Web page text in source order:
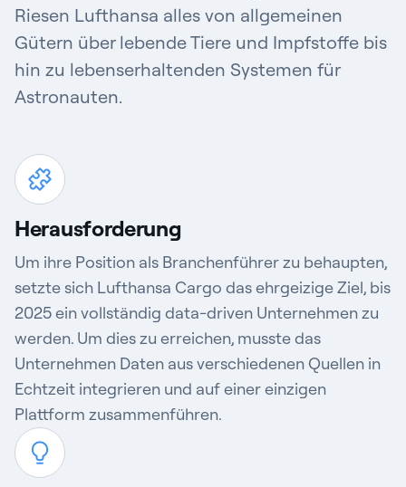
Riesen Lufthansa alles von allgemeinen
Gütern über lebende Tiere und Impfstoffe bis
hin zu lebenserhaltenden Systemen für
Astronauten.
Herausforderung
Um ihre Position als Branchenführer zu behaupten,
setzte sich Lufthansa Cargo das ehrgeizige Ziel, bis
2025 ein vollständig data-driven Unternehmen zu
werden. Um dies zu erreichen, musste das
Unternehmen Daten aus verschiedenen Quellen in
Echtzeit integrieren und auf einer einzigen
Plattform zusammenführen.